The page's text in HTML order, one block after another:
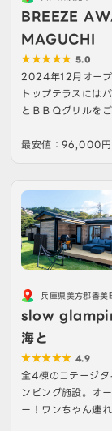
BREEZE
MAGUCHI
5.0
2024年12月オープ
トップテラスには
とＢＢＱグリルをご
最安値：96,000
兵庫県美方郡香美
slow
海と
4.9
全4棟のコテージタ
ンピング施設。オ
ー！ワンちゃん連